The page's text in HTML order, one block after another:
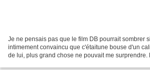
Je ne pensais pas que le film DB pourrait sombrer
intimement convaincu que c'étaitune bouse d'un
de lui, plus grand chose ne pouvait me surprendre.